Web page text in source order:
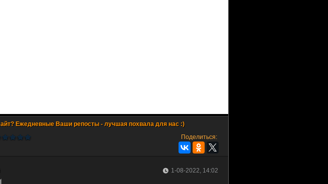
Поделиться:
1-08-2022, 14:02